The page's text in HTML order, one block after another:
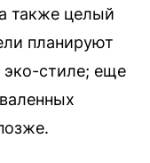
также целый
планируют
эко-стиле; еще